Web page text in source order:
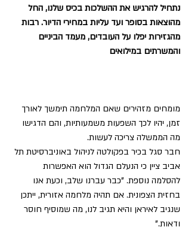
נתחיל להרגיש את ההשלכות בכיס שלנו, החל
מהוצאות בסופר ועד עליות במחירי הדיור. רבות
מהגזירות יפלו על העובדים, מעמד הביניים
והמשרתים במילואים
מומחים מזהירים שאם המלחמה תימשך לאורך
זמן, יהיו לכך השפעות משמעותיות, והם הדגישו
מה הממשלה צריכה לעשות.
חבר סגל בכיר בפקולטה לניהול באוניברסיטת תל
אביב ציין כי הנעלם הגדול הוא האפשרות
להסלמה נוספת. "כבר עברנו שלב, וכעת אנו
בחזית הצפונית. אם תהיה מלחמה אזורית, ייתכן
שנגיב לאיראן והיא תגיב לנו, מה שמוסיף חוסר
ודאות."